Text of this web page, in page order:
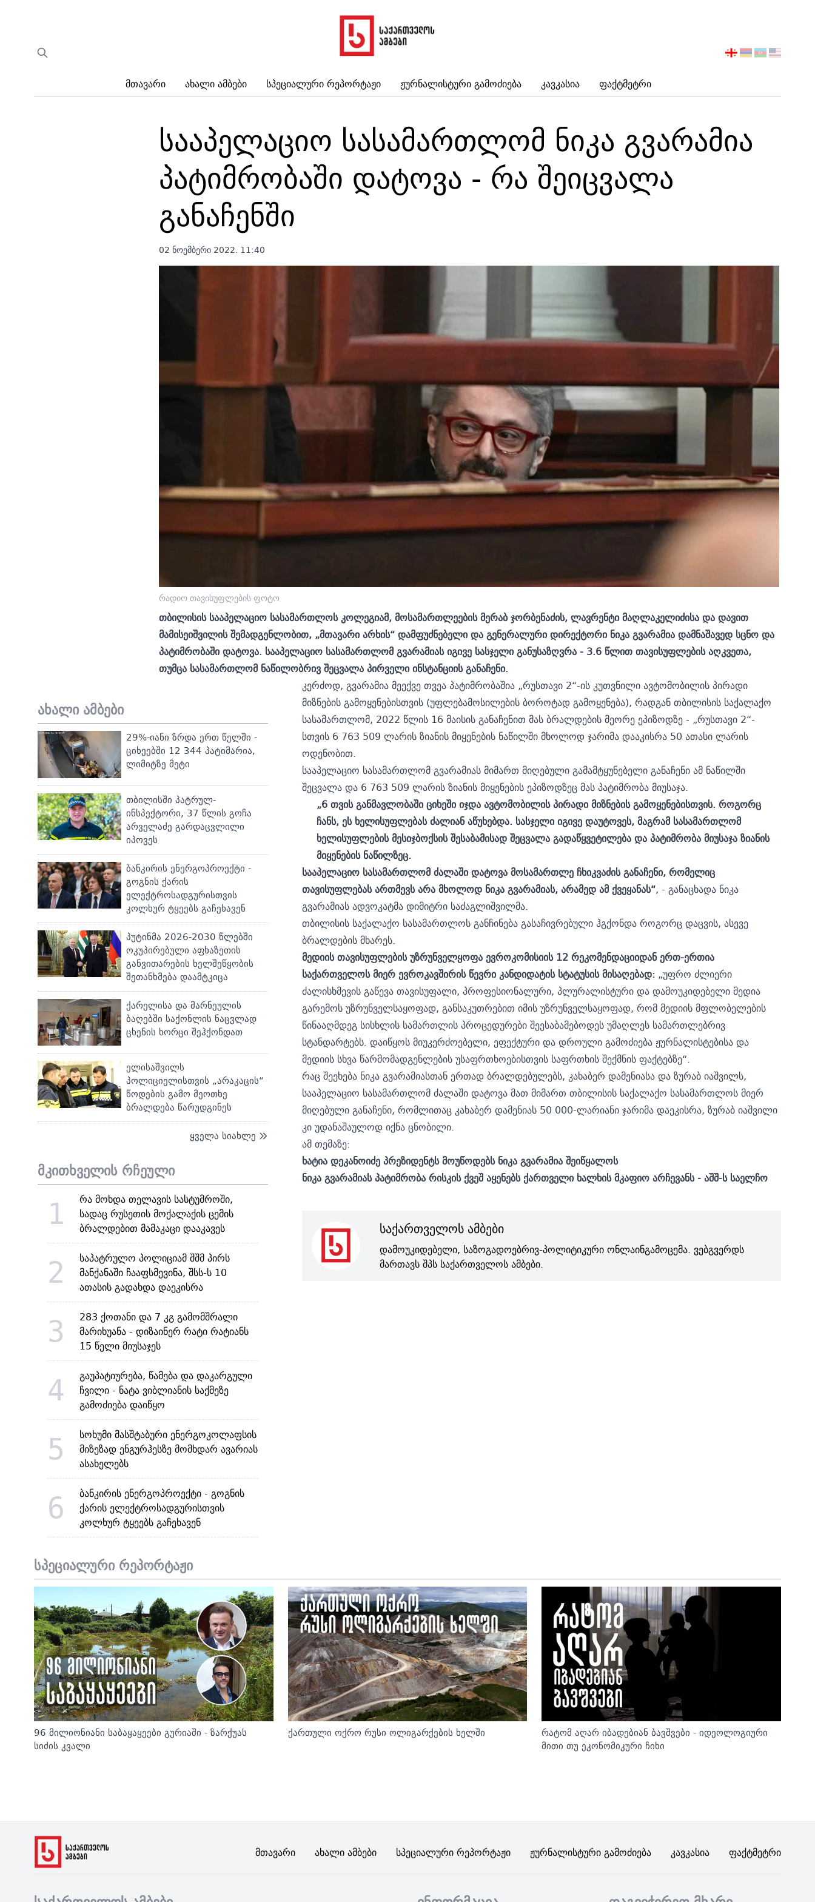
Მთავარი Ახალი Ამბები Სპეციალური Რეპორტაჟი Ჟურნალისტური Გამოძიება Კავკასია Ფაქტმეტრი
აირჩიეთ
სააპელაციო სასამართლომ ნიკა გვარამია
პატიმრობაში დატოვა - რა შეიცვალა
განაჩენში
02 ნოემბერი 2022. 11:40
რადიო თავისუფლების ფოტო
თბილისის სააპელაციო სასამართლოს კოლეგიამ, მოსამართლეების მერაბ ჯორბენაძის, ლავრენტი მაღლაკელიძისა და დავით
მამისეიშვილის შემადგენლობით, „მთავარი არხის“ დამფუძნებელი და გენერალური დირექტორი ნიკა გვარამია დამნაშავედ სცნო და
პატიმრობაში დატოვა. სააპელაციო სასამართლომ გვარამიას იგივე სასჯელი განუსაზღვრა - 3.6 წლით თავისუფლების აღკვეთა,
თუმცა სასამართლომ ნაწილობრივ შეცვალა პირველი ინსტანციის განაჩენი.
ახალი ამბები
29%-იანი ზრდა ერთ წელში -
ციხეებში 12 344 პატიმარია,
ლიმიტზე მეტი
თბილისში პატრულ-
ინსპექტორი, 37 წლის გოჩა
არველაძე გარდაცვლილი
იპოვეს
ბანკირის ენერგოპროექტი -
გოგნის ქარის
ელექტროსადგურისთვის
კოლხურ ტყეებს გაჩეხავენ
პუტინმა 2026-2030 წლებში
ოკუპირებული აფხაზეთის
განვითარების ხელშეწყობის
შეთანხმება დაამტკიცა
ქარელისა და მარნეულის
ბაღებში საქონლის ნაცვლად
ცხენის ხორცი შეჰქონდათ
ელისაშვილს
პოლიციელისთვის „არაკაცის“
წოდების გამო მეოთხე
ბრალდება წარუდგინეს
ყველა სიახლე
მკითხველის რჩეული
1
რა მოხდა თელავის სასტუმროში,
სადაც რუსეთის მოქალაქის ცემის
ბრალდებით მამაკაცი დააკავეს
2
საპატრულო პოლიციამ შშმ პირს
მანქანაში ჩააფსმევინა, შსს-ს 10
ათასის გადახდა დაეკისრა
3
283 ქოთანი და 7 კგ გამომშრალი
მარიხუანა - დიზაინერ რატი რატიანს
15 წელი მიუსაჯეს
4
გაუპატიურება, წამება და დაკარგული
ჩვილი - ნატა ვიბლიანის საქმეზე
გამოძიება დაიწყო
5
სოხუმი მასშტაბური ენერგოკოლაფსის
მიზეზად ენგურჰესზე მომხდარ ავარიას
ასახელებს
6
ბანკირის ენერგოპროექტი - გოგნის
ქარის ელექტროსადგურისთვის
კოლხურ ტყეებს გაჩეხავენ
კერძოდ, გვარამია მეექვე თვეა პატიმრობაშია „რუსთავი 2“-ის კუთვნილი ავტომობილის პირადი
მიზნების გამოყენებისთვის (უფლებამოსილების ბოროტად გამოყენება), რადგან თბილისის საქალაქო
სასამართლომ, 2022 წლის 16 მაისის განაჩენით მას ბრალდების მეორე ეპიზოდზე - „რუსთავი 2“-
სთვის 6 763 509 ლარის ზიანის მიყენების ნაწილში მხოლოდ ჯარიმა დააკისრა 50 ათასი ლარის
ოდენობით.
სააპელაციო სასამართლომ გვარამიას მიმართ მიღებული გამამტყუნებელი განაჩენი ამ ნაწილში
შეცვალა და 6 763 509 ლარის ზიანის მიყენების ეპიზოდზეც მას პატიმრობა მიუსაჯა.
„6 თვის განმავლობაში ციხეში იჯდა ავტომობილის პირადი მიზნების გამოყენებისთვის. როგორც
ჩანს, ეს ხელისუფლებას ძალიან აწუხებდა. სასჯელი იგივე დაუტოვეს, მაგრამ სასამართლომ
ხელისუფლების მესიჯბოქსის შესაბამისად შეცვალა გადაწყვეტილება და პატიმრობა მიუსაჯა ზიანის
მიყენების ნაწილზეც.
სააპელაციო სასამართლომ ძალაში დატოვა მოსამართლე ჩხიკვაძის განაჩენი, რომელიც
თავისუფლებას ართმევს არა მხოლოდ ნიკა გვარამიას, არამედ ამ ქვეყანას“, - განაცხადა ნიკა
გვარამიას ადვოკატმა დიმიტრი საძაგლიშვილმა.
თბილისის საქალაქო სასამართლოს განჩინება გასაჩივრებული ჰგქონდა როგორც დაცვის, ასევე
ბრალდების მხარეს.
მედიის თავისუფლების უზრუნველყოფა ევროკომისიის 12 რეკომენდაციიდან ერთ-ერთია
საქართველოს მიერ ევროკავშირის წევრი კანდიდატის სტატუსის მისაღებად: „უფრო ძლიერი
ძალისხმევის გაწევა თავისუფალი, პროფესიონალური, პლურალისტური და დამოუკიდებელი მედია
გარემოს უზრუნველსაყოფად, განსაკუთრებით იმის უზრუნველსაყოფად, რომ მედიის მფლობელების
წინააღმდეგ სისხლის სამართლის პროცედურები შეესაბამებოდეს უმაღლეს სამართლებრივ
სტანდარტებს. დაიწყოს მიუკერძოებელი, ეფექტური და დროული გამოძიება ჟურნალისტებისა და
მედიის სხვა წარმომადგენლების უსაფრთხოებისთვის საფრთხის შექმნის ფაქტებზე“.
რაც შეეხება ნიკა გვარამიასთან ერთად ბრალდებულებს, კახაბერ დამენიასა და ზურაბ იაშვილს,
სააპელაციო სასამართლომ ძალაში დატოვა მათ მიმართ თბილისის საქალაქო სასამართლოს მიერ
მიღებული განაჩენი, რომლითაც კახაბერ დამენიას 50 000-ლარიანი ჯარიმა დაეკისრა, ზურაბ იაშვილი
კი უდანაშაულოდ იქნა ცნობილი.
ამ თემაზე:
ხატია დეკანოიძე პრეზიდენტს მოუწოდებს ნიკა გვარამია შეიწყალოს
ნიკა გვარამიას პატიმრობა რისკის ქვეშ აყენებს ქართველი ხალხის მკაფიო არჩევანს - აშშ-ს საელჩო
საქართველოს ამბები
დამოუკიდებელი, საზოგადოებრივ-პოლიტიკური ონლაინგამოცემა. ვებგვერდს
მართავს შპს საქართველოს ამბები.
სპეციალური რეპორტაჟი
96 მილიონიანი საბაყაყეები გურიაში - ზარქუას
სიძის კვალი
ქართული ოქრო რუსი ოლიგარქების ხელში
რატომ აღარ იბადებიან ბავშვები - იდეოლოგიური
მითი თუ ეკონომიკური ჩიხი
Მთავარი Ახალი Ამბები Სპეციალური Რეპორტაჟი Ჟურნალისტური Გამოძიება Კავკასია Ფაქტმეტრი